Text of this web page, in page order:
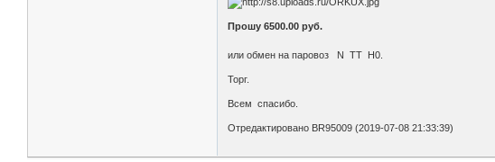
Прошу 6500.00 руб.
или обмен на паровоз N TT H0.
Торг.
Всем спасибо.
Отредактировано BR95009 (2019-07-08 21:33:39)